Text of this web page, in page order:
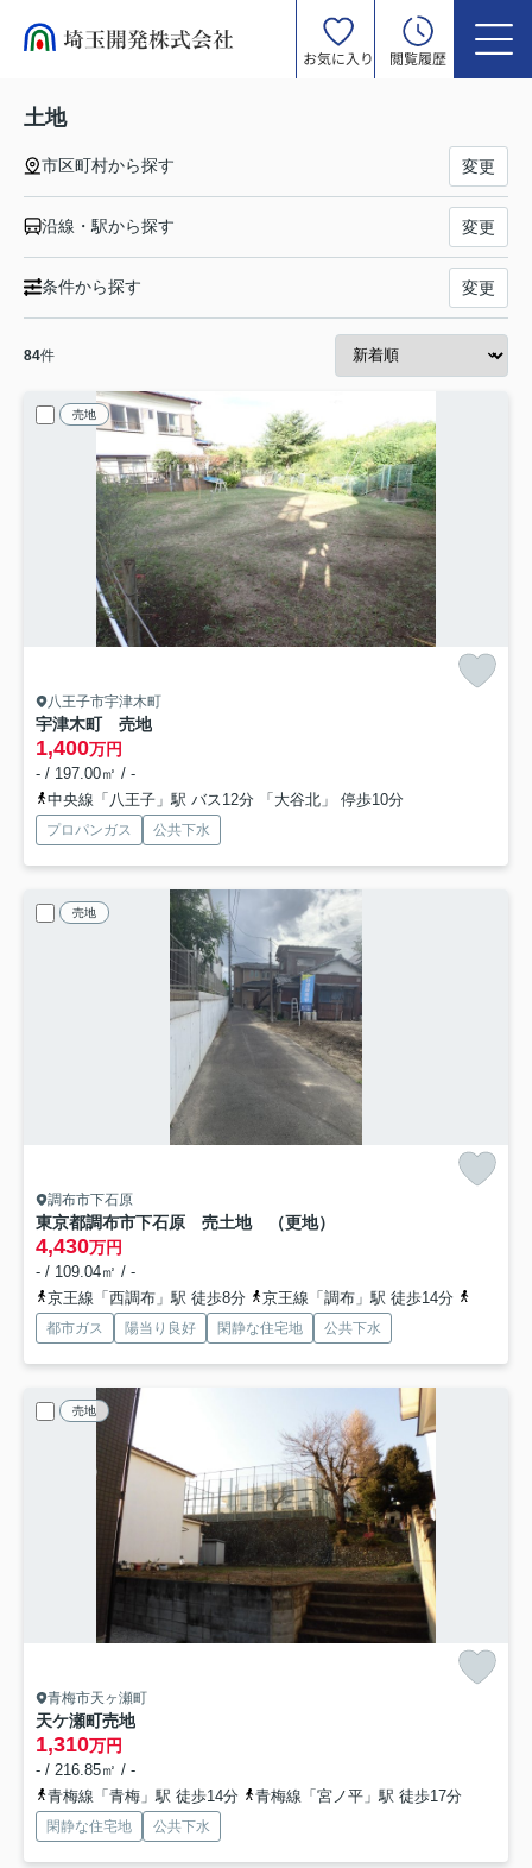
お気に入り 閲覧履歴
土地
市区町村から探す 変更
沿線・駅から探す 変更
条件から探す 変更
84件
売地
八王子市宇津木町
宇津木町 売地
1,400万円
- / 197.00㎡ / -
中央線「八王子」駅 バス12分 「大谷北」 停歩10分
プロパンガス 公共下水
売地
調布市下石原
東京都調布市下石原 売土地 （更地）
4,430万円
- / 109.04㎡ / -
京王線「西調布」駅 徒歩8分
京王線「調布」駅 徒歩14分
都市ガス 陽当り良好 閑静な住宅地 公共下水
売地
青梅市天ヶ瀬町
天ケ瀬町売地
1,310万円
- / 216.85㎡ / -
青梅線「青梅」駅 徒歩14分
青梅線「宮ノ平」駅 徒歩17分
閑静な住宅地 公共下水